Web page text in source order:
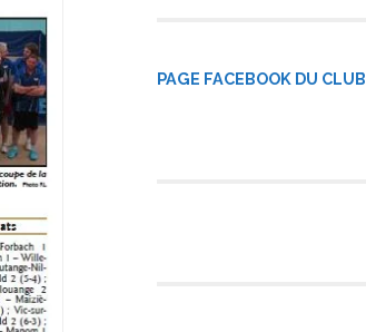
PAGE FACEBOOK DU CLUB